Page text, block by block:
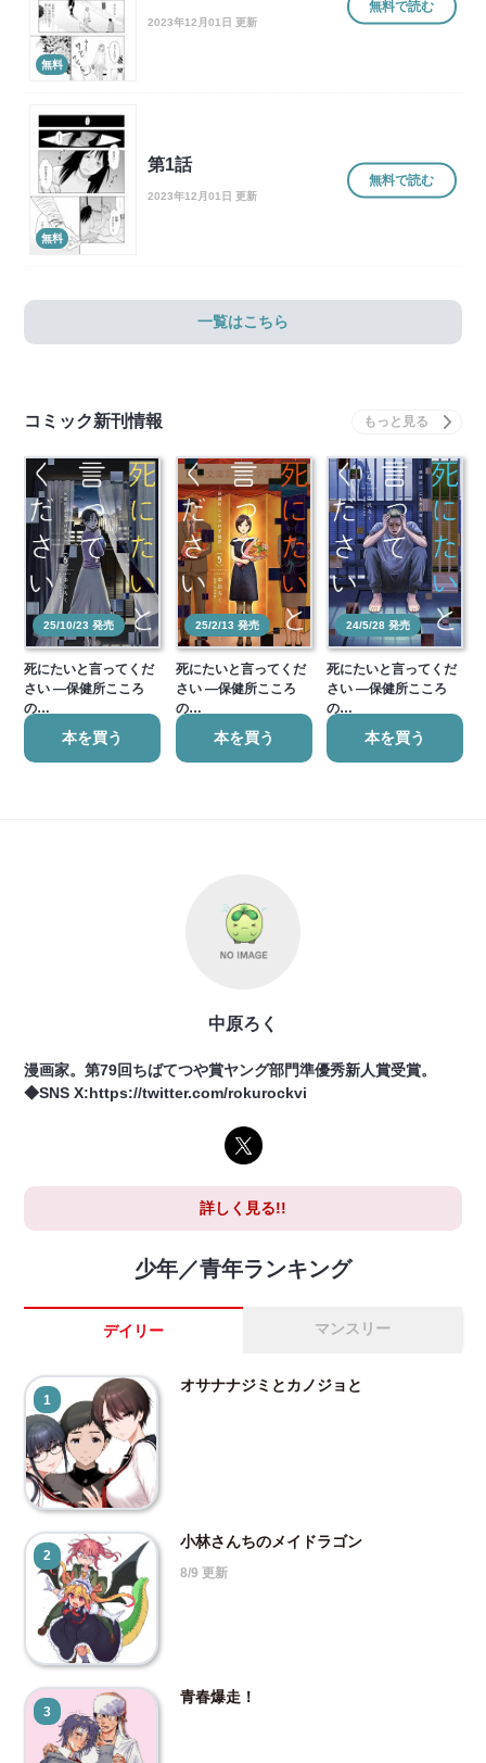
無料
2023年12月01日 更新
無料で読む
無料
第1話
2023年12月01日 更新
無料で読む
一覧はこちら
コミック新刊情報
25/10/23 発売
死にたいと言ってくだ
さい ―保健所こころ
の…
本を買う
25/2/13 発売
死にたいと言ってくだ
さい ―保健所こころ
の…
本を買う
24/5/28 発売
死にたいと言ってくだ
さい ―保健所こころ
の…
本を買う
中原ろく
漫画家。第79回ちばてつや賞ヤング部門準優秀新人賞受賞。
◆SNS X:https://twitter.com/rokurockvi
詳しく見る!!
少年／青年ランキング
デイリー マンスリー
1
オサナナジミとカノジョと
2
小林さんちのメイドラゴン
8/9 更新
3
青春爆走！